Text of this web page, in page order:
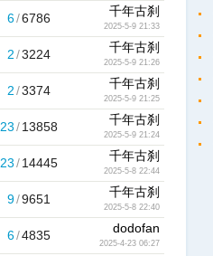
6/6786 千年古刹
2025-5-9 21:33
2/3224 千年古刹
2025-5-9 21:26
2/3374 千年古刹
2025-5-9 21:25
23/ 13858 千年古刹
2025-5-9 21:24
23/ 14445 千年古刹
2025-5-8 22:44
9/9651 千年古刹
2025-5-8 22:40
6/4835 dodofan
2025-4-23 06:27